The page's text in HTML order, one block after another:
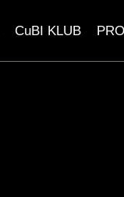
CuBI KLUB PRO